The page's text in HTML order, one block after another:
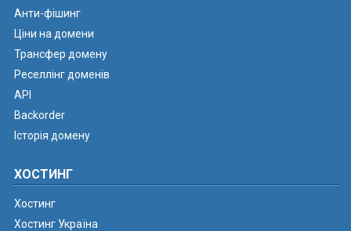
Анти-фішинг
Ціни на домени
Трансфер домену
Реселлінг доменів
API
Backorder
Історія домену
ХОСТИНГ
Хостинг
Хостинг Україна